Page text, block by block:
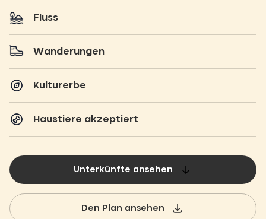
Fluss
Wanderungen
Kulturerbe
Haustiere akzeptiert
Unterkünfte ansehen
Den Plan ansehen